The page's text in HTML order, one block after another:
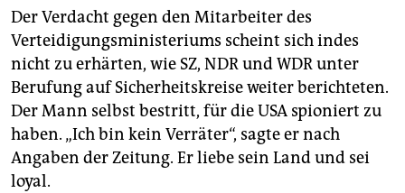
Der Verdacht gegen den Mitarbeiter des
Verteidigungsministeriums scheint sich indes
nicht zu erhärten, wie SZ, NDR und WDR unter
Berufung auf Sicherheitskreise weiter berichteten.
Der Mann selbst bestritt, für die USA spioniert zu
haben. „Ich bin kein Verräter“, sagte er nach
Angaben der Zeitung. Er liebe sein Land und sei
loyal.